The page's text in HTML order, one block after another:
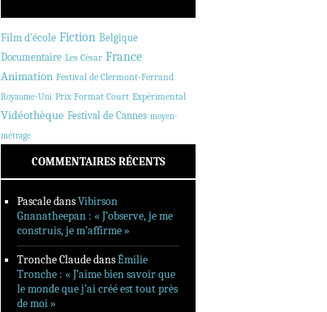
Film d'école Fiction Belgique
Documentaire Les César France
Animation Festival de Clermont-Ferrand
Royaume-Uni Prix Format Court Expérimental
Vidéothèque Festival de Cannes moyen-
métrage
COMMENTAIRES RÉCENTS
PascaledansVibirson
Gnanatheepan : « J’observe, je me
construis, je m’affirme »
Tronche ClaudedansÉmilie
Tronche : « J’aime bien savoir que
le monde que j’ai créé est tout près
de moi »